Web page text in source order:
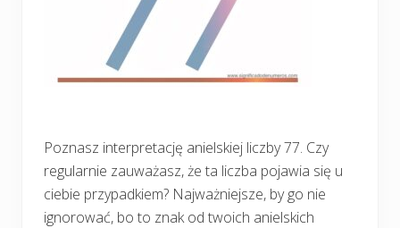
Poznasz interpretację anielskiej liczby 77. Czy
regularnie zauważasz, że ta liczba pojawia się u
ciebie przypadkiem? Najważniejsze, by go nie
ignorować, bo to znak od twoich anielskich